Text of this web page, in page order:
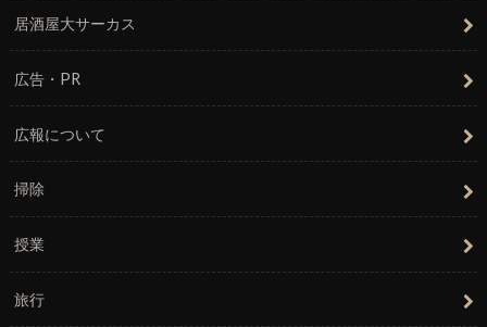
居酒屋大サーカス
広告・PR
広報について
掃除
授業
旅行